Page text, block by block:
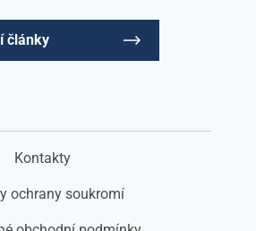
články
Kontakty
ochrany soukromí